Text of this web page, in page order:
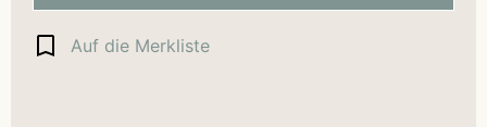
Auf die Merkliste